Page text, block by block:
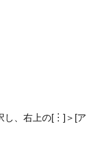
し、右上の[︙]＞[ア